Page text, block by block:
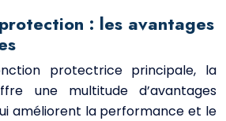
: les avantages
protectrice principale, la
une multitude d’avantages
améliorent la performance et le